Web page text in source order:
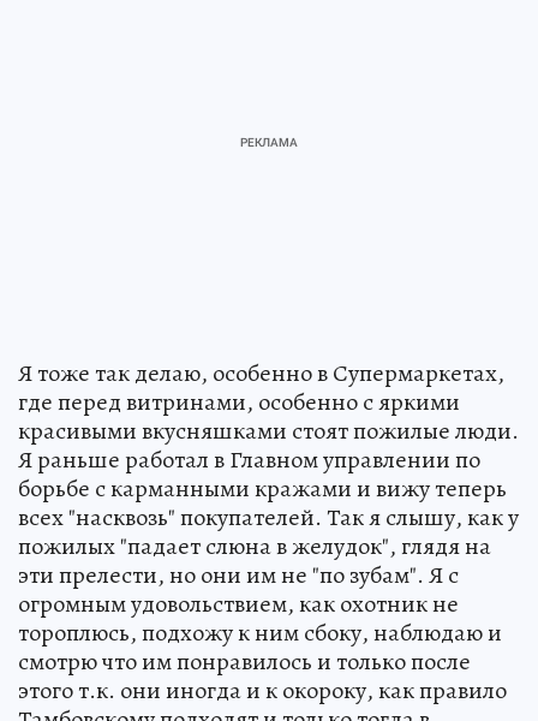
Я тоже так делаю, особенно в Супермаркетах,
где перед витринами, особенно с яркими
красивыми вкусняшками стоят пожилые люди.
Я раньше работал в Главном управлении по
борьбе с карманными кражами и вижу теперь
всех "насквозь" покупателей. Так я слышу, как у
пожилых "падает слюна в желудок", глядя на
эти прелести, но они им не "по зубам". Я с
огромным удовольствием, как охотник не
тороплюсь, подхожу к ним сбоку, наблюдаю и
смотрю что им понравилось и только после
этого т.к. они иногда и к окороку, как правило